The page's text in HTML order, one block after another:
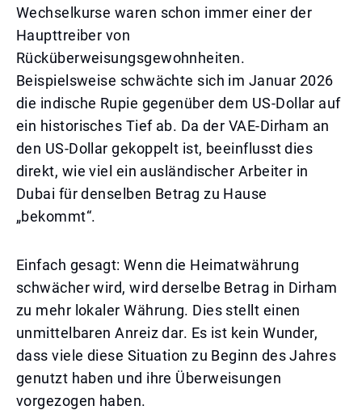
Wechselkurse waren schon immer einer der
Haupttreiber von
Rücküberweisungsgewohnheiten.
Beispielsweise schwächte sich im Januar 2026
die indische Rupie gegenüber dem US-Dollar auf
ein historisches Tief ab. Da der VAE-Dirham an
den US-Dollar gekoppelt ist, beeinflusst dies
direkt, wie viel ein ausländischer Arbeiter in
Dubai für denselben Betrag zu Hause
„bekommt“.
Einfach gesagt: Wenn die Heimatwährung
schwächer wird, wird derselbe Betrag in Dirham
zu mehr lokaler Währung. Dies stellt einen
unmittelbaren Anreiz dar. Es ist kein Wunder,
dass viele diese Situation zu Beginn des Jahres
genutzt haben und ihre Überweisungen
vorgezogen haben.